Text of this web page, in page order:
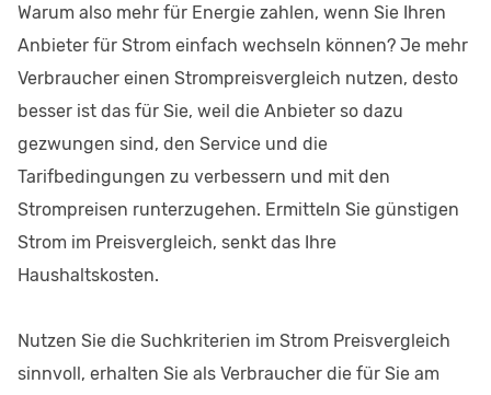
Warum also mehr für Energie zahlen, wenn Sie Ihren
Anbieter für Strom einfach wechseln können? Je mehr
Verbraucher einen Strompreisvergleich nutzen, desto
besser ist das für Sie, weil die Anbieter so dazu
gezwungen sind, den Service und die
Tarifbedingungen zu verbessern und mit den
Strompreisen runterzugehen. Ermitteln Sie günstigen
Strom im Preisvergleich, senkt das Ihre
Haushaltskosten.
Nutzen Sie die Suchkriterien im Strom Preisvergleich
sinnvoll, erhalten Sie als Verbraucher die für Sie am